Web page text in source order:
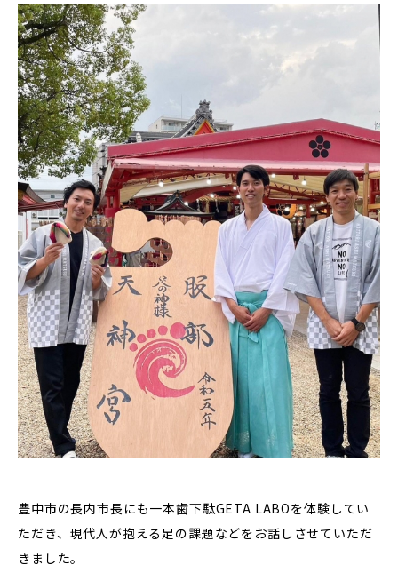
豊中市の長内市長にも一本歯下駄GETA LABOを体験してい
ただき、現代人が抱える足の課題などをお話しさせていただ
きました。